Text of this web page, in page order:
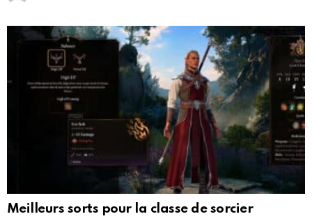
Meilleurs sorts pour la classe de sorcier